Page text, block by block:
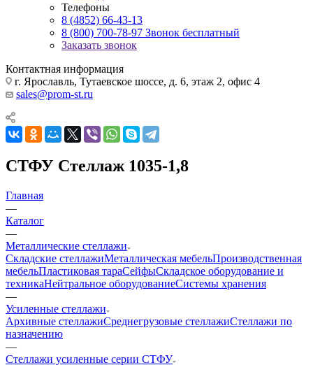
Телефоны
8 (4852) 66-43-13
8 (800) 700-78-97 Звонок бесплатный
Заказать звонок
Контактная информация
г. Ярославль, Тутаевское шоссе, д. 6, этаж 2, офис 4
sales@prom-st.ru
СТФУ Стеллаж 1035-1,8
Главная
—
Каталог
—
Металлические стеллажи
Складские стеллажиМеталлическая мебельПроизводственная
мебельПластиковая тараСейфыСкладское оборудование и
техникаНейтральное оборудованиеСистемы хранения
—
Усиленные стеллажи
Архивные стеллажиСреднегрузовые стеллажиСтеллажи по
назначению
—
Стеллажи усиленные серии СТФУ